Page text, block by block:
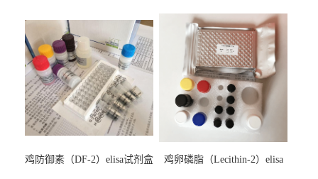
鸡防御素（DF-2）elisa试剂盒
鸡卵磷脂（Lecithin-2）elisa